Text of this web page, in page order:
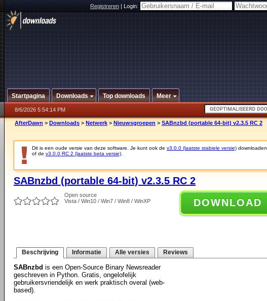
Registreren|Login:
Startpagina Downloads Top downloads Meer
8/6/2026 5:54:14 PM
AfterDawn > Downloads > Netwerk > Nieuwsgroepen > SABnzbd (portable 64-bit) v2.3.5 RC 2
Dit is een oude versie van deze software. Je kunt ook de v3.0.0 (laatste stabiele versie) downloaden.
of de v3.0.0 RC 2 (laatste beta versie)
SABnzbd (portable 64-bit) v2.3.5 RC 2
Open source
Vista / Win10 / Win7 / Win8 / WinXP
DOWNLOAD
Beschrijving Informatie Alle versies Reviews
SABnzbd is een Open-Source Binary Newsreader
geschreven in Python. Gratis, ongelofelijk
gebruikersvriendelijk en werk praktisch overal (web-
based).